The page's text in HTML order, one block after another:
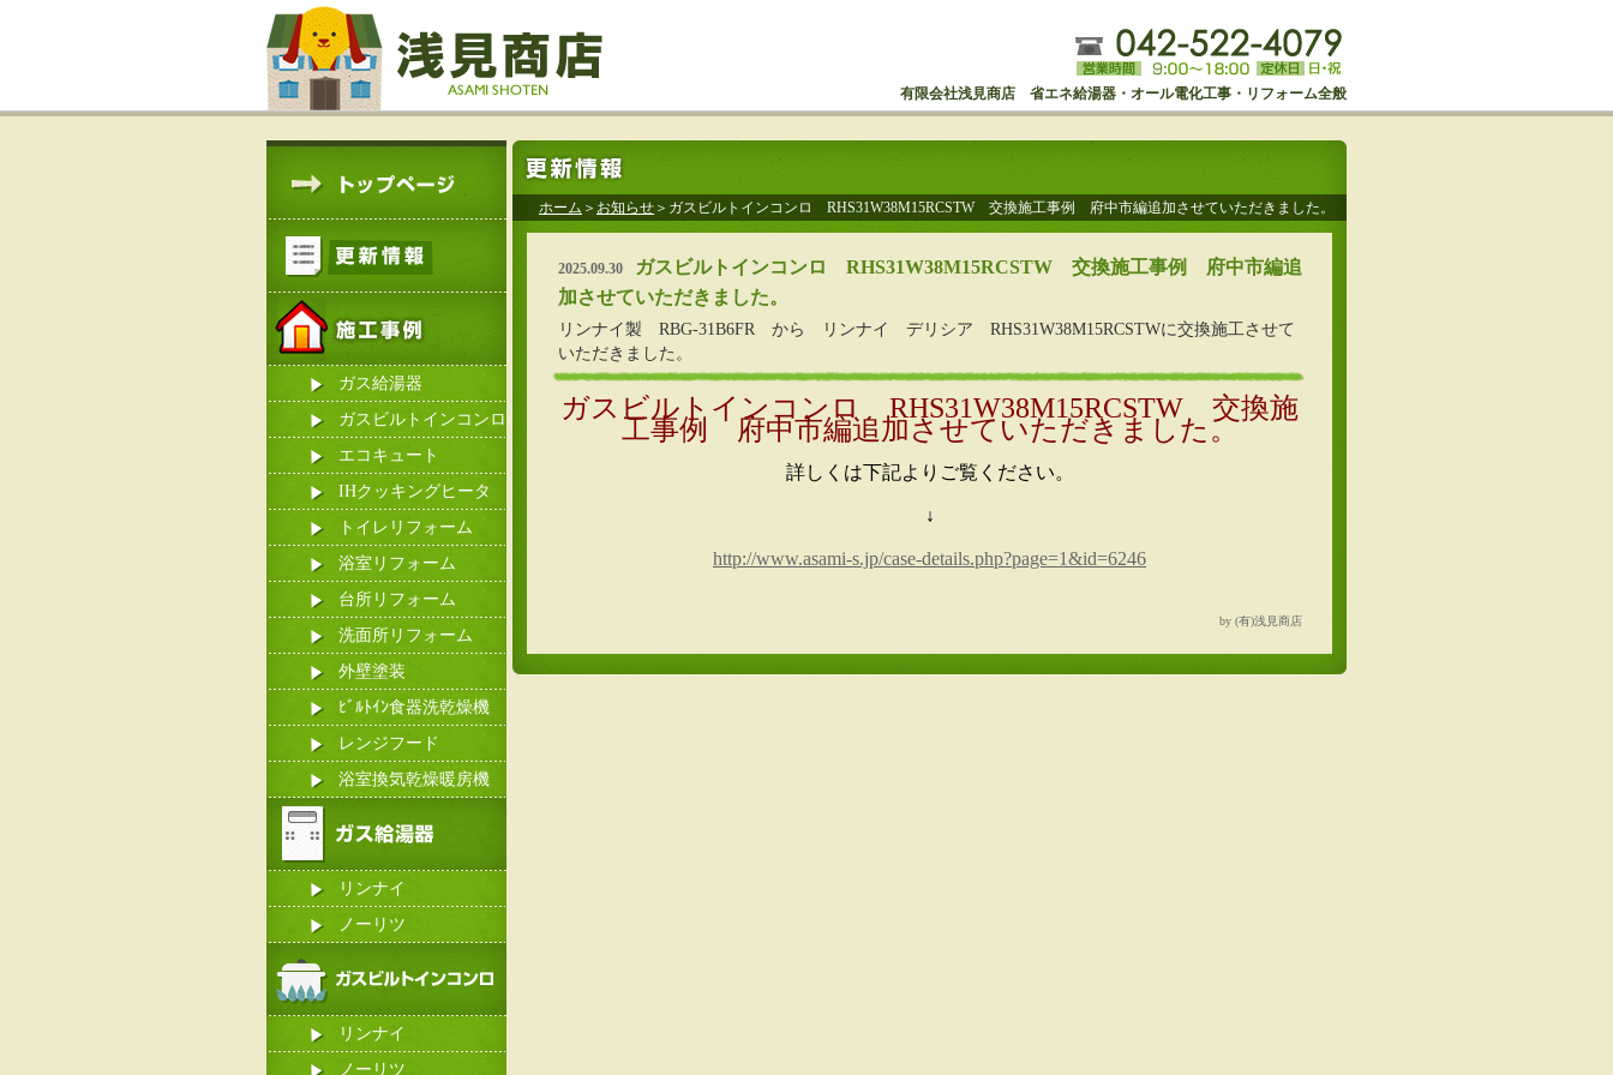
有限会社浅見商店 省エネ給湯器・オール電化工事・リフォーム全般
ガス給湯器
ガスビルトインコンロ
エコキュート
IHクッキングヒータ
ー
トイレリフォーム
浴室リフォーム
台所リフォーム
洗面所リフォーム
外壁塗装
ﾋﾞﾙﾄｲﾝ食器洗乾燥機
レンジフード
浴室換気乾燥暖房機
リンナイ
ノーリツ
リンナイ
ノーリツ
ホーム ＞ お知らせ ＞ガスビルトインコンロ RHS31W38M15RCSTW 交換施工事例 府中市編追加させていただきました。
2025.09.30
ガスビルトインコンロ RHS31W38M15RCSTW 交換施工事例 府中市編追
加させていただきました。
リンナイ製 RBG-31B6FR から リンナイ デリシア RHS31W38M15RCSTWに交換施工させて
いただきました。
ガスビルトインコンロ RHS31W38M15RCSTW 交換施
工事例 府中市編追加させていただきました。
詳しくは下記よりご覧ください。
↓
http://www.asami-s.jp/case-details.php?page=1&id=6246
by (有)浅見商店